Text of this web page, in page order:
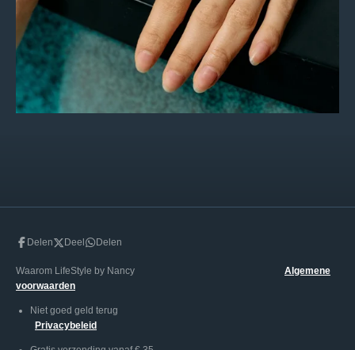
Delen Deel Delen
Waarom LifeStyle by Nancy Algemene
voorwaarden
Niet goed geld terug
Privacybeleid